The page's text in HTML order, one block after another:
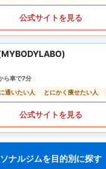
公式サイトを見る
ら車で7分
通いたい人
とにかく痩せたい人
公式サイトを見る
ナルジムを目的別に探す